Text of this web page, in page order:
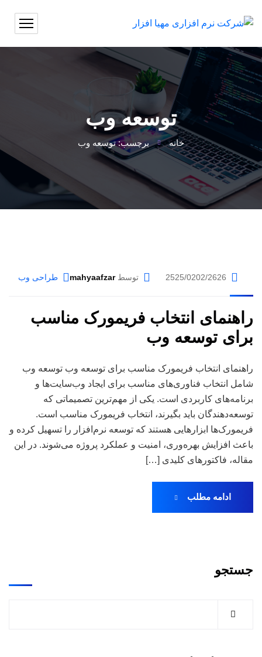
توسعه وب
خانه برچسب: توسعه وب
2525/0202/2626 توسطmahyaafzar طراحی وب
راهنمای انتخاب فریمورک مناسب
برای توسعه وب
راهنمای انتخاب فریمورک مناسب برای توسعه وب توسعه وب
شامل انتخاب فناوری‌های مناسب برای ایجاد وب‌سایت‌ها و
برنامه‌های کاربردی است. یکی از مهم‌ترین تصمیماتی که
توسعه‌دهندگان باید بگیرند، انتخاب فریمورک مناسب است.
فریمورک‌ها ابزارهایی هستند که توسعه نرم‌افزار را تسهیل کرده و
باعث افزایش بهره‌وری، امنیت و عملکرد پروژه می‌شوند. در این
مقاله، فاکتورهای کلیدی […]
ادامه مطلب
جستجو